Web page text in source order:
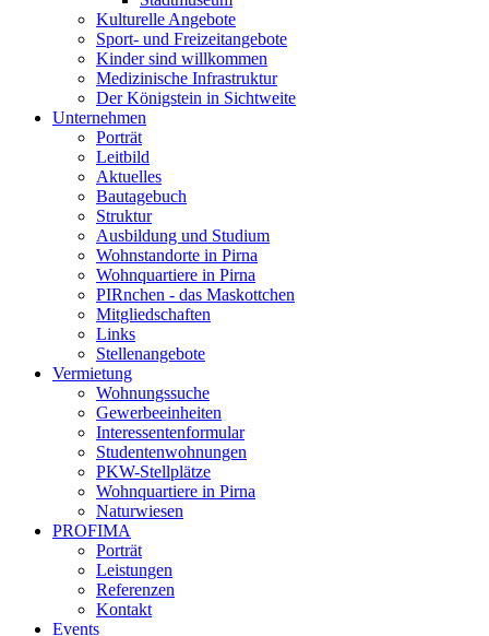
Kulturelle Angebote
Sport- und Freizeitangebote
Kinder sind willkommen
Medizinische Infrastruktur
Der Königstein in Sichtweite
Unternehmen
Porträt
Leitbild
Aktuelles
Bautagebuch
Struktur
Ausbildung und Studium
Wohnstandorte in Pirna
Wohnquartiere in Pirna
PIRnchen - das Maskottchen
Mitgliedschaften
Links
Stellenangebote
Vermietung
Wohnungssuche
Gewerbeeinheiten
Interessentenformular
Studentenwohnungen
PKW-Stellplätze
Wohnquartiere in Pirna
Naturwiesen
PROFIMA
Porträt
Leistungen
Referenzen
Kontakt
Events